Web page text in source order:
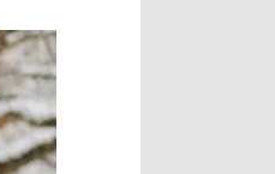
はこちら